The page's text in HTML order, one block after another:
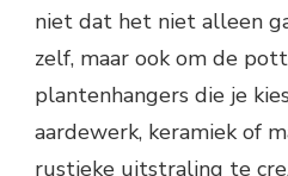
niet dat het niet alleen
zelf, maar ook om de
plantenhangers die je
aardewerk, keramiek of
rustieke uitstraling te